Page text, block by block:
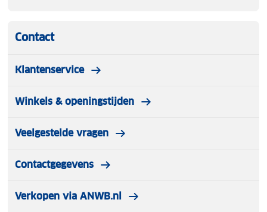
Contact
Klantenservice
Winkels & openingstijden
Veelgestelde vragen
Contactgegevens
Verkopen via ANWB.nl